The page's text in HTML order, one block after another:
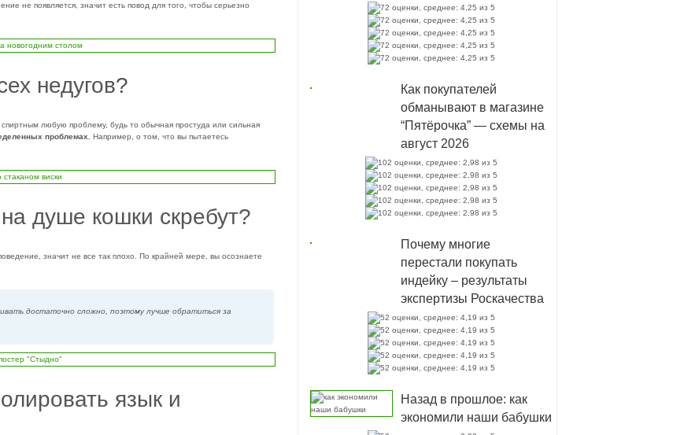
не появляется, значит есть повод для того, чтобы серьезно
недугов?
любую проблему, будь то обычная простуда или сильная
проблемах.
Например, о том, что вы пытаетесь
душе кошки скребут?
значит не все так плохо. По крайней мере, вы осознаете
достаточно сложно, поэтому лучше обратиться за
язык и
Как покупателей
обманывают в магазине
“Пятёрочка” — схемы на
август 2026
Почему многие
перестали покупать
индейку – результаты
экспертизы Роскачества
Назад в прошлое: как
экономили наши бабушки